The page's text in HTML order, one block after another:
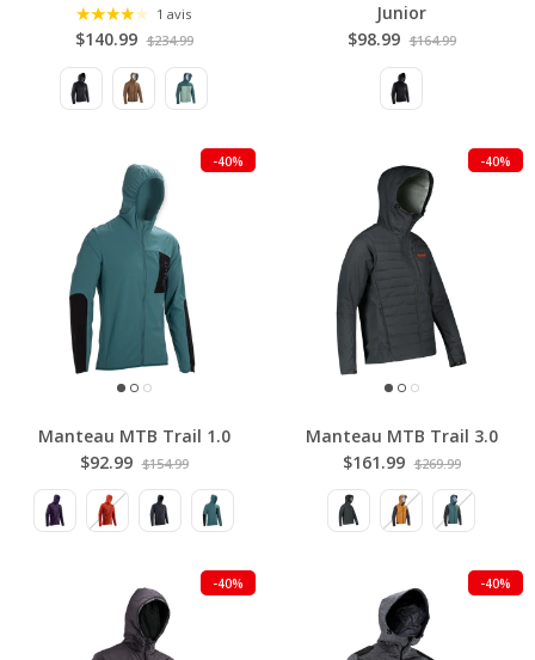
1 avis
$140.99 $234.99
Junior
$98.99 $164.99
-40%
Manteau MTB Trail 1.0
$92.99 $154.99
-40%
Manteau MTB Trail 3.0
$161.99 $269.99
-40% -40%